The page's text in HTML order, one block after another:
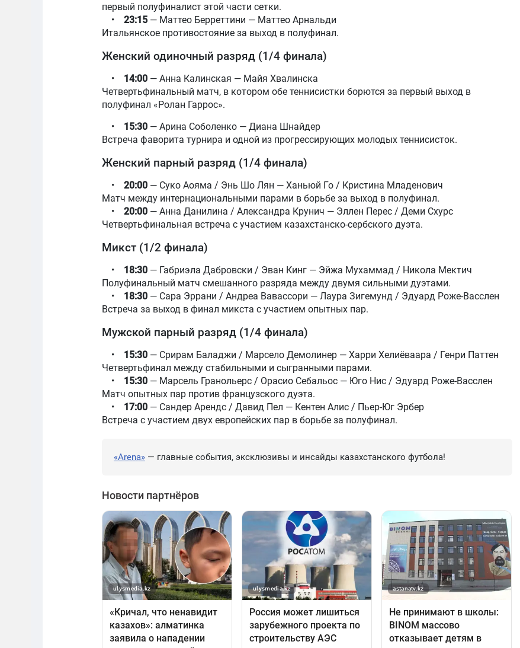
первый полуфиналист этой части сетки.
• 23:15 — Маттео Берреттини — Маттео Арнальди
Итальянское противостояние за выход в полуфинал.
Женский одиночный разряд (1/4 финала)
• 14:00 — Анна Калинская — Майя Хвалинска
Четвертьфинальный матч, в котором обе теннисистки борются за первый выход в
полуфинал «Ролан Гаррос».
• 15:30 — Арина Соболенко — Диана Шнайдер
Встреча фаворита турнира и одной из прогрессирующих молодых теннисисток.
Женский парный разряд (1/4 финала)
• 20:00 — Суко Аояма / Энь Шо Лян — Ханьюй Го / Кристина Младенович
Матч между интернациональными парами в борьбе за выход в полуфинал.
• 20:00 — Анна Данилина / Александра Крунич — Эллен Перес / Деми Схурс
Четвертьфинальная встреча с участием казахстанско-сербского дуэта.
Микст (1/2 финала)
• 18:30 — Габриэла Дабровски / Эван Кинг — Эйжа Мухаммад / Никола Мектич
Полуфинальный матч смешанного разряда между двумя сильными дуэтами.
• 18:30 — Сара Эррани / Андреа Вавассори — Лаура Зигемунд / Эдуард Роже-Васслен
Встреча за выход в финал микста с участием опытных пар.
Мужской парный разряд (1/4 финала)
• 15:30 — Срирам Баладжи / Марсело Демолинер — Харри Хелиёваара / Генри Паттен
Четвертьфинал между стабильными и сыгранными парами.
• 15:30 — Марсель Гранольерс / Орасио Себальос — Юго Нис / Эдуард Роже-Васслен
Матч опытных пар против французского дуэта.
• 17:00 — Сандер Арендс / Давид Пел — Кентен Алис / Пьер-Юг Эрбер
Встреча с участием двух европейских пар в борьбе за полуфинал.
«Arena» — главные события, эксклюзивы и инсайды казахстанского футбола!